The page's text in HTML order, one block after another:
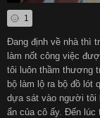
1
Đang định về nhà thì
làm nốt công việc
tôi luôn thầm thương
bộ làm lộ ra bộ đồ lót
dựa sát vào người tôi
ẩn của cô ấy. Đến